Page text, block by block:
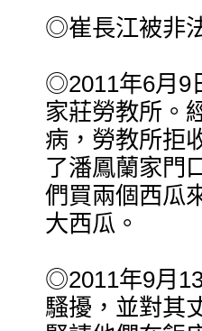
◎崔長江被非
◎2011年6月9
家莊勞教所。
病，勞教所拒
了潘鳳蘭家門
們買兩個西瓜
大西瓜。
◎2011年9月
騷擾，並對其